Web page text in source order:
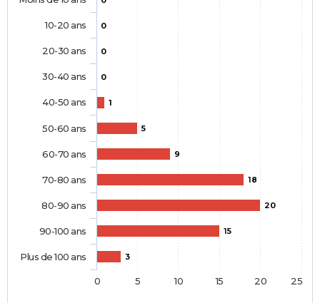
0
0
0
1
5
9
18
20
15
3
10-20 ans
20-30 ans
30-40 ans
40-50 ans
50-60 ans
60-70 ans
70-80 ans
80-90 ans
90-100 ans
Plus de 100 ans
0 5 10 15 20 25